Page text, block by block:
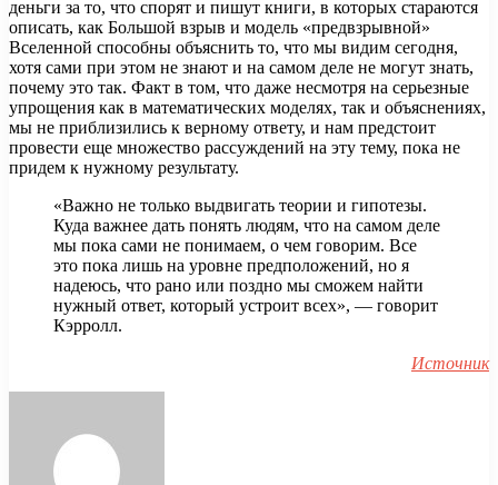
деньги за то, что спорят и пишут книги, в которых стараются
описать, как Большой взрыв и модель «предвзрывной»
Вселенной способны объяснить то, что мы видим сегодня,
хотя сами при этом не знают и на самом деле не могут знать,
почему это так. Факт в том, что даже несмотря на серьезные
упрощения как в математических моделях, так и объяснениях,
мы не приблизились к верному ответу, и нам предстоит
провести еще множество рассуждений на эту тему, пока не
придем к нужному результату.
«Важно не только выдвигать теории и гипотезы.
Куда важнее дать понять людям, что на самом деле
мы пока сами не понимаем, о чем говорим. Все
это пока лишь на уровне предположений, но я
надеюсь, что рано или поздно мы сможем найти
нужный ответ, который устроит всех», — говорит
Кэрролл.
Источник